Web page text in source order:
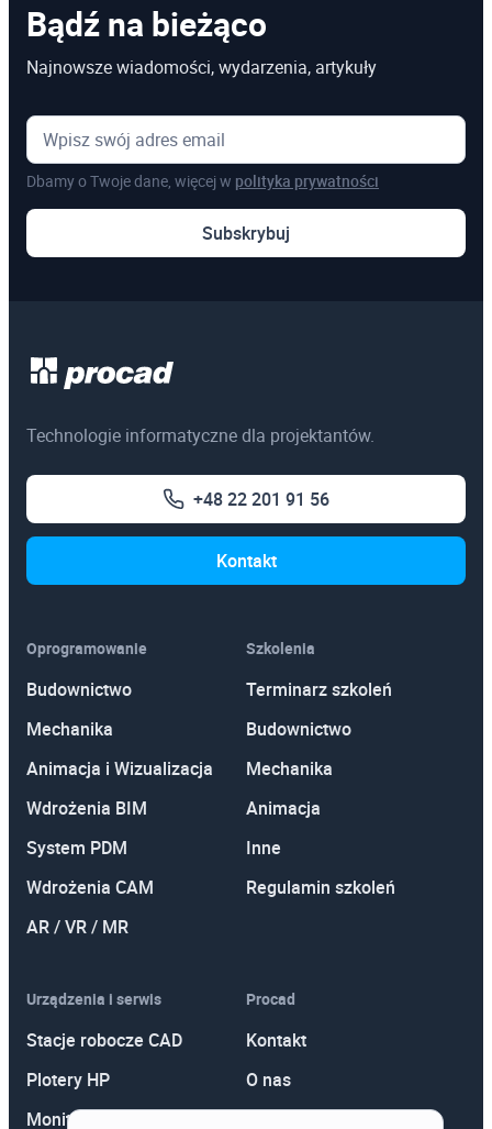
Microsoft Project
Kosztorysowanie w programie Norma
Microsoft Excel
Pozostałe
Szkolenia online
Egzaminy certyfikacyjne
3ds Max
Autodesk Revit Architecture
Bądź na bieżąco
Najnowsze wiadomości, wydarzenia, artykuły
Dbamy o Twoje dane, więcej w polityka prywatności
Subskrybuj
Technologie informatyczne dla projektantów.
+48 22 201 91 56
Kontakt
Oprogramowanie
Budownictwo
Mechanika
Animacja i Wizualizacja
Wdrożenia BIM
System PDM
Wdrożenia CAM
AR / VR / MR
Szkolenia
Terminarz szkoleń
Budownictwo
Mechanika
Animacja
Inne
Regulamin szkoleń
Urządzenia i serwis
Stacje robocze CAD
Plotery HP
Monitory
Procad
Kontakt
O nas